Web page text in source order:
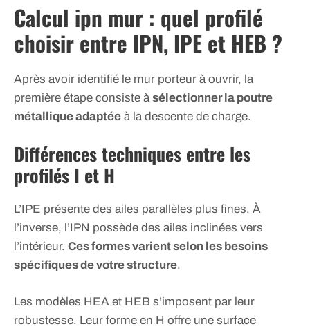
Calcul ipn mur : quel profilé
choisir entre IPN, IPE et HEB ?
Après avoir identifié le mur porteur à ouvrir, la
première étape consiste à sélectionner la poutre
métallique adaptée à la descente de charge.
Différences techniques entre les
profilés I et H
L’IPE présente des ailes parallèles plus fines. À
l’inverse, l’IPN possède des ailes inclinées vers
l’intérieur. Ces formes varient selon les besoins
spécifiques de votre structure.
Les modèles HEA et HEB s’imposent par leur
robustesse. Leur forme en H offre une surface